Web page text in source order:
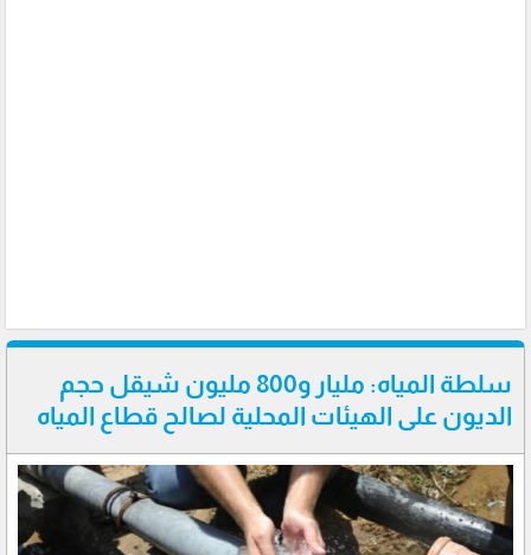
سلطة المياه: مليار و800 مليون شيقل حجم
الديون على الهيئات المحلية لصالح قطاع المياه